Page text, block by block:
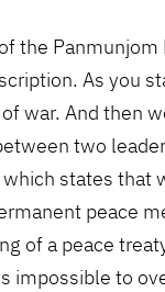
the Panmunjom
As you
war. And then
two
states that
peace
of a peace
impossible to